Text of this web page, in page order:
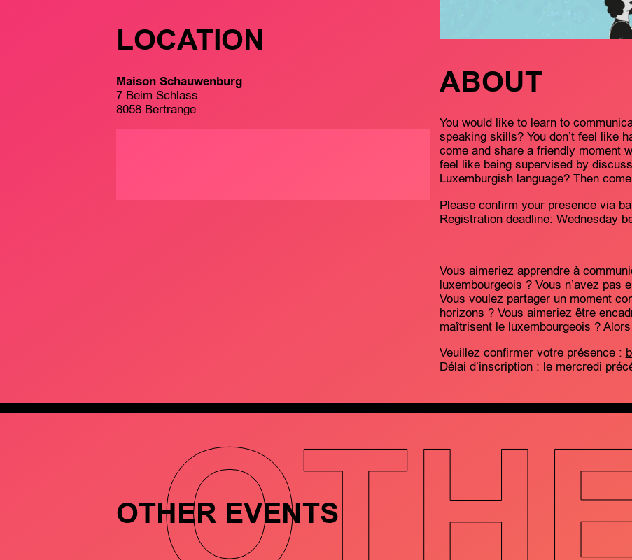
LOCATION
Maison Schauwenburg
7 Beim Schlass
8058 Bertrange
ABOUT
You would like to learn to
speaking skills? You don’t feel like
come and share a friendly moment
feel like being supervised by
Luxemburgish language? Then
Please confirm your presence via
Registration deadline: Wednesday
Vous aimeriez apprendre à
luxembourgeois ? Vous n’avez
Vous voulez partager un moment
horizons ? Vous aimeriez être
maîtrisent le luxembourgeois ?
Veuillez confirmer votre présence :
Délai d’inscription : le mercredi
OTHER EVENTS